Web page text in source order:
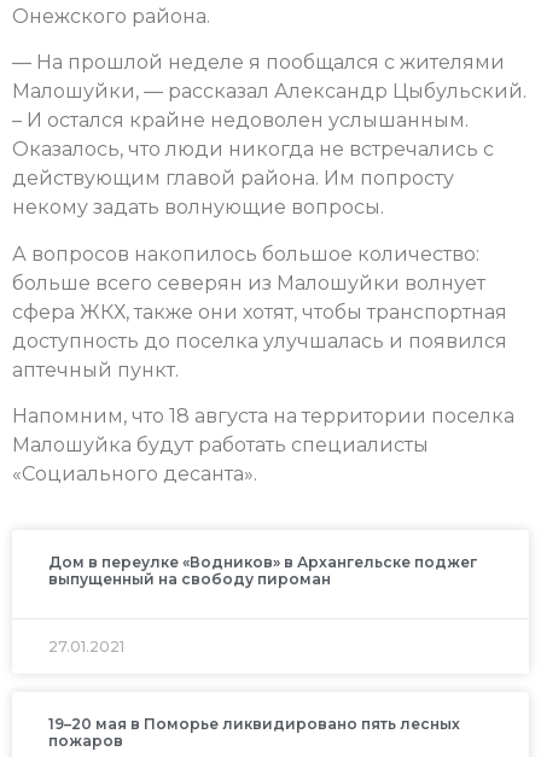
Онежского района.
— На прошлой неделе я пообщался с жителями
Малошуйки, — рассказал Александр Цыбульский.
– И остался крайне недоволен услышанным.
Оказалось, что люди никогда не встречались с
действующим главой района. Им попросту
некому задать волнующие вопросы.
А вопросов накопилось большое количество:
больше всего северян из Малошуйки волнует
сфера ЖКХ, также они хотят, чтобы транспортная
доступность до поселка улучшалась и появился
аптечный пункт.
Напомним, что 18 августа на территории поселка
Малошуйка будут работать специалисты
«Социального десанта».
Дом в переулке «Водников» в Архангельске поджег
выпущенный на свободу пироман
27.01.2021
19–20 мая в Поморье ликвидировано пять лесных
пожаров